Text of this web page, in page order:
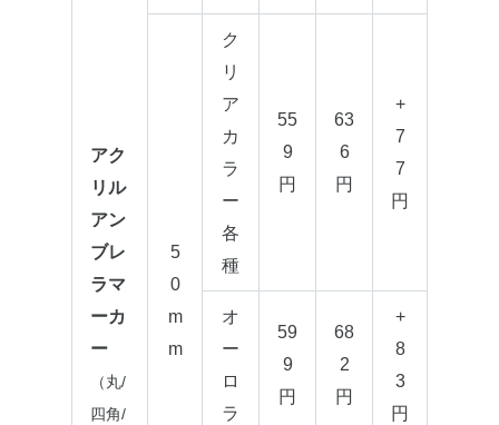
アク
リル
アン
ブレ
ラマ
ーカ
ー
（丸/
四角/
5
0
m
m
ク
リ
ア
カ
ラ
ー
各
種
55
9
円
63
6
円
+
7
7
円
オ
ー
ロ
ラ
59
9
円
68
2
円
+
8
3
円